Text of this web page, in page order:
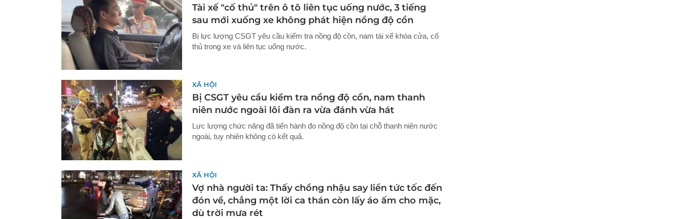
Tài xế "cố thủ" trên ô tô liên tục uống nước, 3 tiếng
sau mới xuống xe không phát hiện nồng độ cồn
Bị lực lượng CSGT yêu cầu kiểm tra nồng độ cồn, nam tài xế khóa cửa, cố
thủ trong xe và liên tục uống nước.
XÃ HỘI
Bị CSGT yêu cầu kiểm tra nồng độ cồn, nam thanh
niên nước ngoài lôi đàn ra vừa đánh vừa hát
Lực lượng chức năng đã tiến hành đo nồng độ cồn tại chỗ thanh niên nước
ngoài, tuy nhiên không có kết quả.
XÃ HỘI
Vợ nhà người ta: Thấy chồng nhậu say liền tức tốc đến
đón về, chẳng một lời ca thán còn lấy áo ấm cho mặc,
dù trời mưa rét